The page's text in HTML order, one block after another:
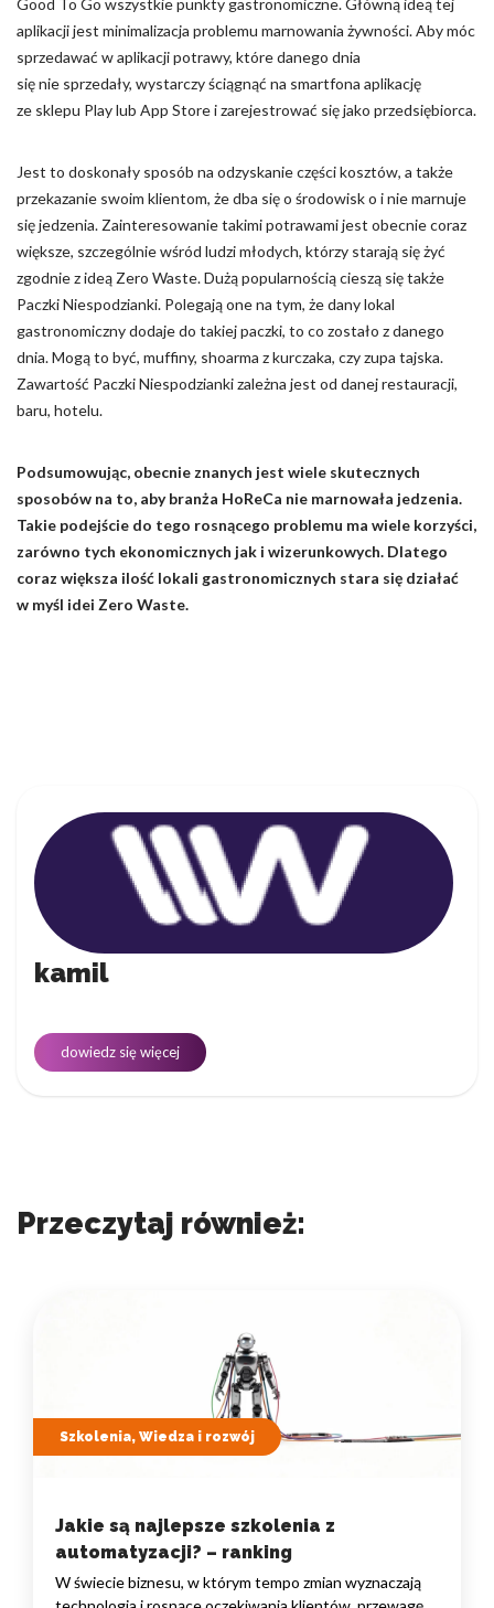
Good To Go wszystkie punkty gastronomiczne. Główną ideą tej
aplikacji jest minimalizacja problemu marnowania żywności. Aby móc
sprzedawać w aplikacji potrawy, które danego dnia
się nie sprzedały, wystarczy ściągnąć na smartfona aplikację
ze sklepu Play lub App Store i zarejestrować się jako przedsiębiorca.
Jest to doskonały sposób na odzyskanie części kosztów, a także
przekazanie swoim klientom, że dba się o środowisk o i nie marnuje
się jedzenia. Zainteresowanie takimi potrawami jest obecnie coraz
większe, szczególnie wśród ludzi młodych, którzy starają się żyć
zgodnie z ideą Zero Waste. Dużą popularnością cieszą się także
Paczki Niespodzianki. Polegają one na tym, że dany lokal
gastronomiczny dodaje do takiej paczki, to co zostało z danego
dnia. Mogą to być, muffiny, shoarma z kurczaka, czy zupa tajska.
Zawartość Paczki Niespodzianki zależna jest od danej restauracji,
baru, hotelu.
Podsumowując, obecnie znanych jest wiele skutecznych
sposobów na to, aby branża HoReCa nie marnowała jedzenia.
Takie podejście do tego rosnącego problemu ma wiele korzyści,
zarówno tych ekonomicznych jak i wizerunkowych. Dlatego
coraz większa ilość lokali gastronomicznych stara się działać
w myśl idei Zero Waste.
kamil
dowiedz się więcej
Przeczytaj również:
Szkolenia, Wiedza i rozwój
Jakie są najlepsze szkolenia z
automatyzacji? – ranking
W świecie biznesu, w którym tempo zmian wyznaczają